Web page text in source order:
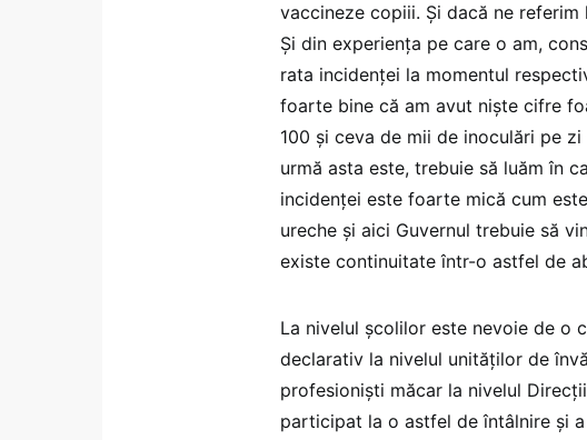
vaccineze copiii. Și dacă ne referim
Și din experiența pe care o am,
rata incidenței la momentul
foarte bine că am avut niște cifre
100 și ceva de mii de inoculări pe
urmă asta este, trebuie să luăm în
incidenței este foarte mică cum
ureche și aici Guvernul trebuie să
existe continuitate într-o astfel de
La nivelul școlilor este nevoie de o
declarativ la nivelul unităților de
profesioniști măcar la nivelul
participat la o astfel de întâlnire și